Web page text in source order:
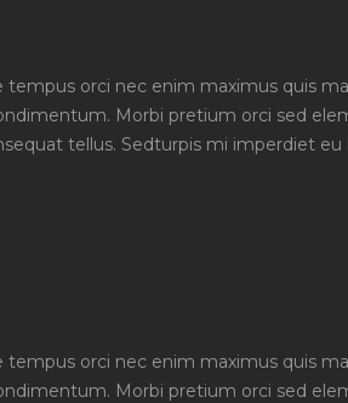
tempus orci nec enim maximus quis
Morbi pretium orci sed
tellus. Sedturpis mi imperdiet
tempus orci nec enim maximus quis
Morbi pretium orci sed